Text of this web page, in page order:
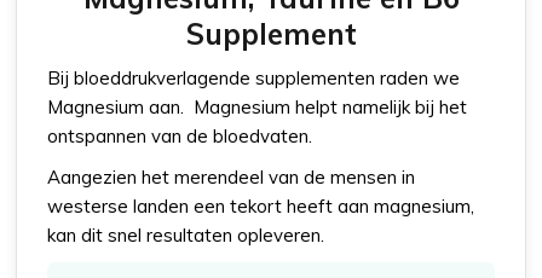
Supplement
Bij bloeddrukverlagende supplementen raden we
Magnesium aan. Magnesium helpt namelijk bij het
ontspannen van de bloedvaten.
Aangezien het merendeel van de mensen in
westerse landen een tekort heeft aan magnesium,
kan dit snel resultaten opleveren.